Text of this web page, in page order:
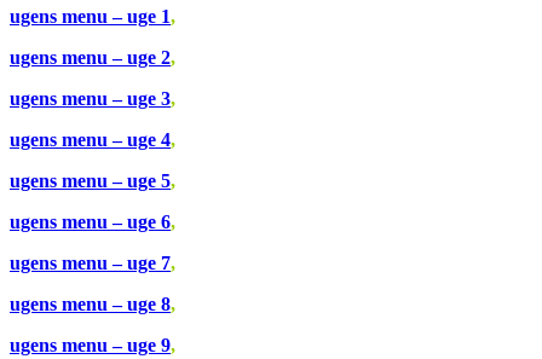
ugens menu – uge 1,
ugens menu – uge 2,
ugens menu – uge 3,
ugens menu – uge 4,
ugens menu – uge 5,
ugens menu – uge 6,
ugens menu – uge 7,
ugens menu – uge 8,
ugens menu – uge 9,